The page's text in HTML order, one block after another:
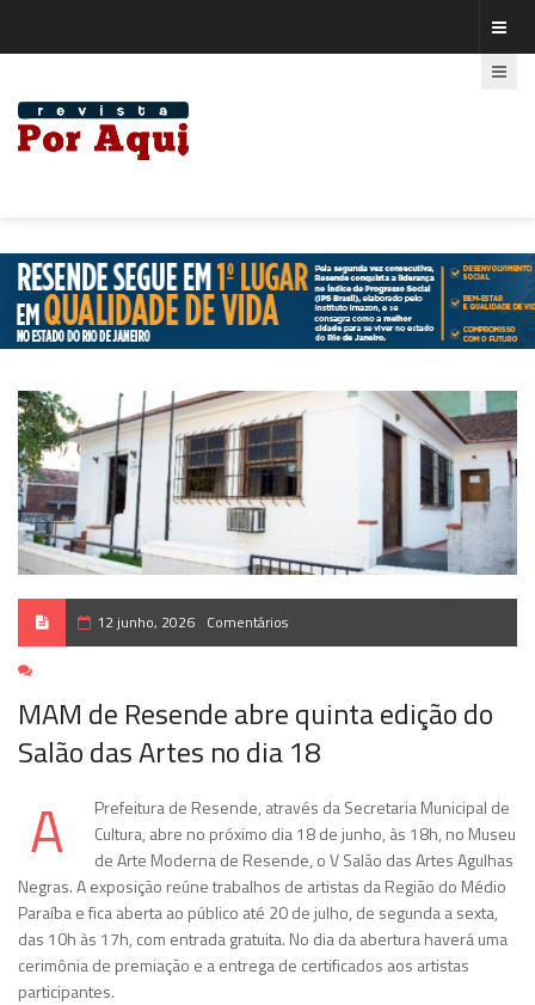
12 junho, 2026 Comentários
MAM de Resende abre quinta edição do
Salão das Artes no dia 18
A
Prefeitura de Resende, através da Secretaria Municipal de
Cultura, abre no próximo dia 18 de junho, às 18h, no Museu
de Arte Moderna de Resende, o V Salão das Artes Agulhas
Negras. A exposição reúne trabalhos de artistas da Região do Médio
Paraíba e fica aberta ao público até 20 de julho, de segunda a sexta,
das 10h às 17h, com entrada gratuita. No dia da abertura haverá uma
cerimônia de premiação e a entrega de certificados aos artistas
participantes.